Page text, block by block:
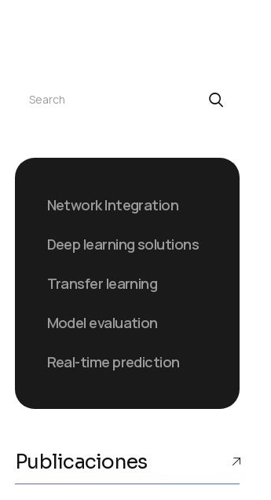
Buscar
Network Integration
Deep learning solutions
Transfer learning
Model evaluation
Real-time prediction
Publicaciones